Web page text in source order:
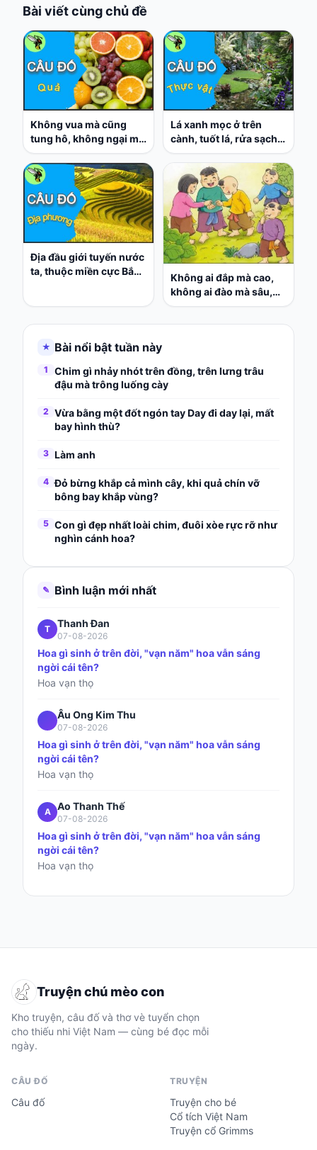
Bài viết cùng chủ đề
Không vua mà cũng
tung hô, không ngại mà
cũng triều thần quân
vương?
Lá xanh mọc ở trên
cành, tuốt lá, rửa sạch
nấu canh không hành,
là cây gì?
Địa đầu giới tuyến nước
ta, thuộc miền cực Bắc,
Không ai đắp mà cao,
không ai đào mà sâu,
không ai trêu mà khóc,
★ Bài nổi bật tuần này
1
Chim gì nhảy nhót trên đồng, trên lưng trâu
đậu mà trông luống cày
2 Vừa bằng một đốt ngón tay Day đi day lại, mất
bay hình thù?
3 Làm anh
4 Đỏ bừng khắp cả mình cây, khi quả chín vỡ
bông bay khắp vùng?
5 Con gì đẹp nhất loài chim, đuôi xòe rực rỡ như
nghìn cánh hoa?
✎ Bình luận mới nhất
T Thanh Đan
07-08-2026
Hoa gì sinh ở trên đời, "vạn năm" hoa vẫn sáng
ngời cái tên?
Hoa vạn thọ
Âu Ong Kim Thu
07-08-2026
Hoa gì sinh ở trên đời, "vạn năm" hoa vẫn sáng
ngời cái tên?
Hoa vạn thọ
A Ao Thanh Thế
07-08-2026
Hoa gì sinh ở trên đời, "vạn năm" hoa vẫn sáng
ngời cái tên?
Hoa vạn thọ
Truyện chú mèo con
Kho truyện, câu đố và thơ vè tuyển chọn
cho thiếu nhi Việt Nam — cùng bé đọc mỗi
ngày.
CÂU ĐỐ
Câu đố
TRUYỆN
Truyện cho bé
Cổ tích Việt Nam
Truyện cổ Grimms